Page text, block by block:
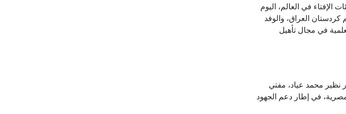
الإفتاء في العالم، اليوم
كردستان العراق، والوفد
في مجال تأهيل
نظير محمد عياد، مفتي
في إطار دعم الجهود